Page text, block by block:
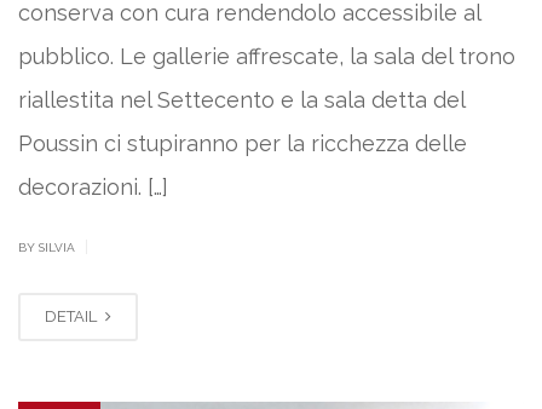
conserva con cura rendendolo accessibile al
pubblico. Le gallerie affrescate, la sala del trono
riallestita nel Settecento e la sala detta del
Poussin ci stupiranno per la ricchezza delle
decorazioni. […]
BY SILVIA
DETAIL